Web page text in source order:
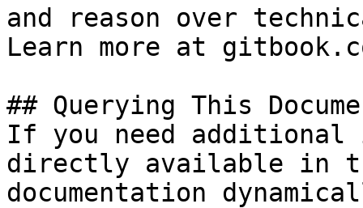
and reason over
Learn more at
## Querying This
If you need
directly available in
documentation